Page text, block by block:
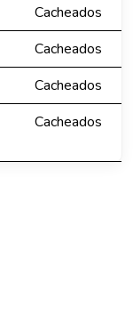
Cacheados
Cacheados
Cacheados
Cacheados